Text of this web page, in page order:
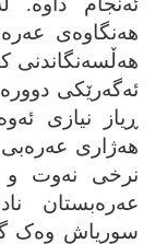
هه‌نگاوه‌ی
هه‌ڵسه‌نگاندنی
ئه‌گه‌رێکی
ڕیاز نیازی
هه‌ژاری عه‌ره‌بی
نرخی نه‌وت و
عه‌ره‌بستان
سوریاش وه‌ک